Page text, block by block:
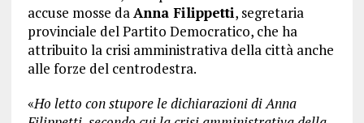
accuse mosse daAnna Filippetti, segretaria
provinciale del Partito Democratico, che ha
attribuito la crisi amministrativa della città anche
alle forze del centrodestra.
«Ho letto con stupore le dichiarazioni di Anna